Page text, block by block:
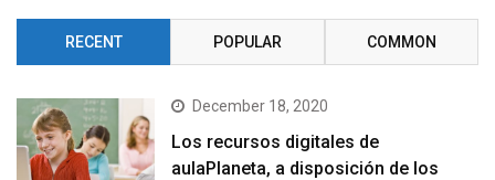
RECENT POPULAR COMMON
December 18, 2020
Los recursos digitales de
aulaPlaneta, a disposición de los